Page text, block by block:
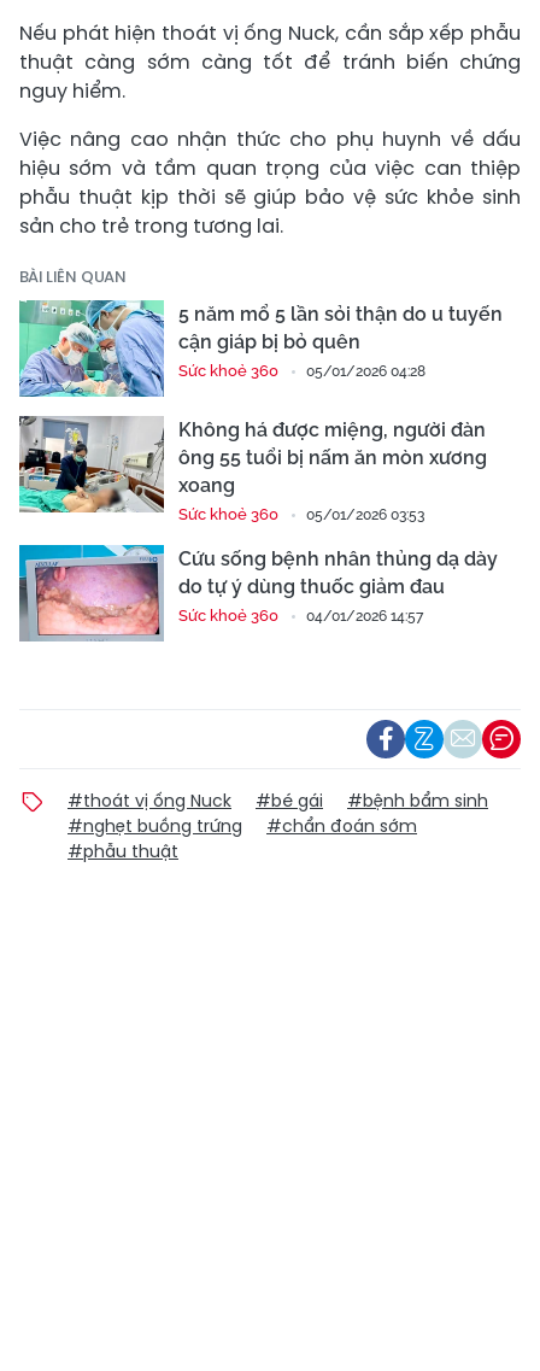
Nếu phát hiện thoát vị ống Nuck, cần sắp xếp phẫu
thuật càng sớm càng tốt để tránh biến chứng
nguy hiểm.
Việc nâng cao nhận thức cho phụ huynh về dấu
hiệu sớm và tầm quan trọng của việc can thiệp
phẫu thuật kịp thời sẽ giúp bảo vệ sức khỏe sinh
sản cho trẻ trong tương lai.
BÀI LIÊN QUAN
5 năm mổ 5 lần sỏi thận do u tuyến
cận giáp bị bỏ quên
Sức khoẻ 360 05/01/2026 04:28
Không há được miệng, người đàn
ông 55 tuổi bị nấm ăn mòn xương
xoang
Sức khoẻ 360 05/01/2026 03:53
Cứu sống bệnh nhân thủng dạ dày
do tự ý dùng thuốc giảm đau
Sức khoẻ 360 04/01/2026 14:57
#thoát vị ống Nuck #bé gái
#bệnh bẩm sinh
#nghẹt buồng trứng
#chẩn đoán sớm
#phẫu thuật